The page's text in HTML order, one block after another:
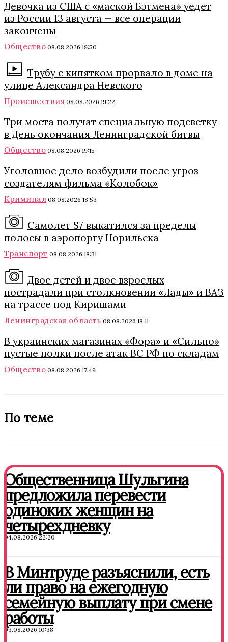
Девочка из США с «маской Бэтмена» уедет
из России 13 августа — все операции
закончены
Общество 08.08.2026 19:50
Трубу с кипятком прорвало в доме на
улице Александра Невского
Происшествия 08.08.2026 19:22
Три моста получат специальную подсветку
в День окончания Ленинградской битвы
Общество 08.08.2026 19:15
Уголовное дело возбудили после угроз
создателям фильма «Колобок»
Криминал 08.08.2026 18:53
Самолет S7 выкатился за пределы
полосы в аэропорту Норильска
Транспорт 08.08.2026 18:31
Двое детей и двое взрослых
пострадали при столкновении «Лады» и ВАЗ
на трассе под Киришами
Ленинградская область 08.08.2026 18:11
В украинских магазинах «Фора» и «Сильпо»
пустые полки после атак ВС РФ по складам
Общество 08.08.2026 17:49
По теме
Общественница Шульгина
предложила перевести
одиноких женщин на
четырехдневку
04.08.2026 22:20
В Минтруде разъяснили, есть
ли право на ежегодную
семейную выплату при смене
работы
03.08.2026 10:38